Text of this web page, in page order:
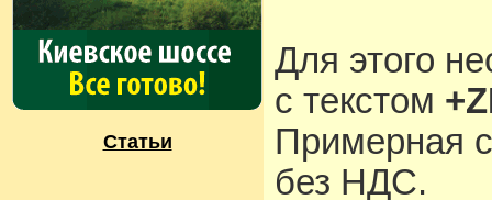
Статьи
Для этого
с текстом
Примерная
без НДС.